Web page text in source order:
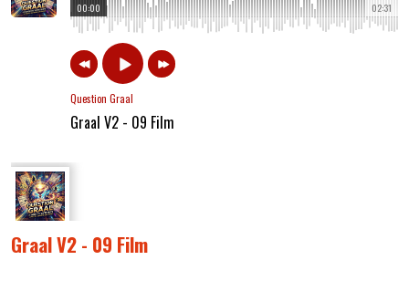
02:31
00:00
Question Graal
Graal V2 - 09 Film
Graal V2 - 09 Film